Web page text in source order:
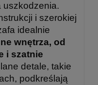
uszkodzenia.
i szerokiej
idealnie
wnętrza, od
i szatnie
detale, takie
podkreślają